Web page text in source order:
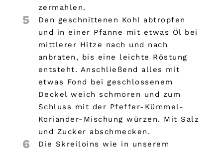
zermahlen.
5
Den geschnittenen Kohl abtropfen
und in einer Pfanne mit etwas Öl bei
mittlerer Hitze nach und nach
anbraten, bis eine leichte Röstung
entsteht. Anschließend alles mit
etwas Fond bei geschlossenem
Deckel weich schmoren und zum
Schluss mit der Pfeffer-Kümmel-
Koriander-Mischung würzen. Mit Salz
und Zucker abschmecken.
6
Die Skreiloins wie in unserem